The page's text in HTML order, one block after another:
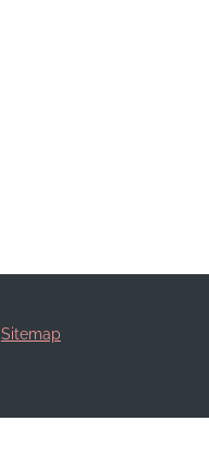
Sitemap